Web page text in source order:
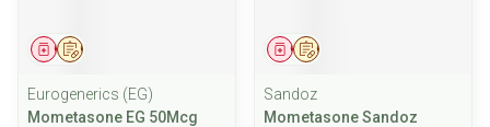
Op voorschrift
Geneesmiddel
Eurogenerics (EG)
Mometasone EG 50Mcg
Op voorschrift
Geneesmiddel
Sandoz
Mometasone Sandoz